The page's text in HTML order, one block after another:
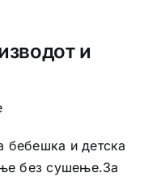
и
и детска
без сушење.За